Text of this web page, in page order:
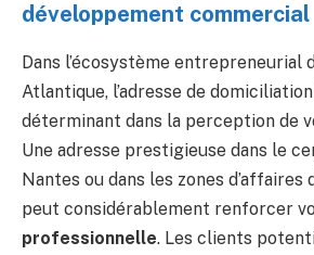
développement commercial
Dans l’écosystème entrepreneurial
Atlantique, l’adresse de
déterminant dans la perception de
Une adresse prestigieuse dans le
Nantes ou dans les zones
peut considérablement renforcer
professionnelle. Les clients